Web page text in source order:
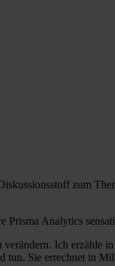
zum
Prisma Analytics
Ich erzähle
tun. Sie errechnet in